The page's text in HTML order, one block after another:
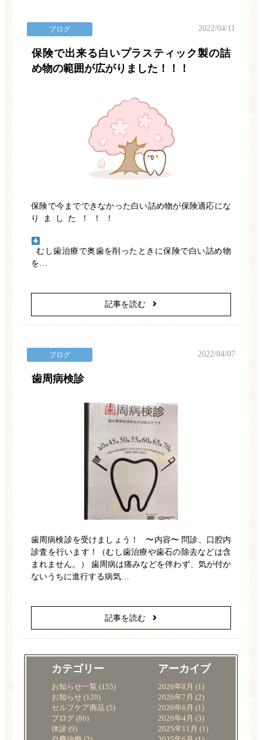
保険で出来る白いプラスティック製の詰
め物の範囲が広がりました！！！
ブログ 2022/04/11
保険で今までできなかった白い詰め物が保険適応にな
りました！！！
むし歯治療で奥歯を削ったときに保険で白い詰め物
を…
記事を読む
歯周病検診
ブログ 2022/04/07
歯周病検診を受けましょう！ 〜内容〜 問診、口腔内
診査を行います！（むし歯治療や歯石の除去などは含
まれません。） 歯周病は痛みなどを伴わず、気が付か
ないうちに進行する病気…
記事を読む
カテゴリー
お知らせ一覧 (155)
お知らせ (120)
セルフケア商品 (5)
ブログ (86)
休診 (9)
アーカイブ
2026年8月 (1)
2026年7月 (2)
2026年6月 (1)
2026年4月 (3)
2025年11月 (1)